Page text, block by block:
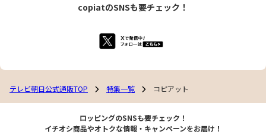
copiatのSNSも要チェック！
テレビ朝日公式通販TOP 特集一覧 コピアット
ロッピングのSNSも要チェック！
イチオシ商品やオトクな情報・キャンペーンをお届け！